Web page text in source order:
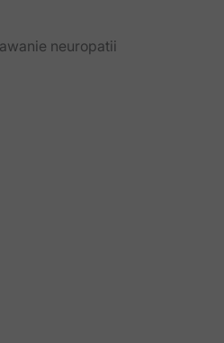
neuropatii